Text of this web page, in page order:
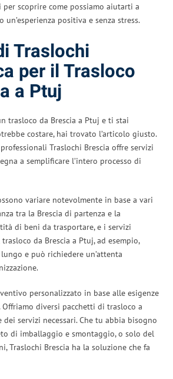
scoprire come possiamo aiutarti a
positiva e senza stress.
Traslochi
per il Trasloco
a Ptuj
trasloco da Brescia a Ptuj e ti stai
costare, hai trovato l’articolo giusto.
Traslochi Brescia offre servizi
a semplificare l’intero processo di
variare notevolmente in base a vari
tra la Brescia di partenza e la
di beni da trasportare, e i servizi
da Brescia a Ptuj, ad esempio,
e può richiedere un’attenta
personalizzato in base alle esigenze
diversi pacchetti di trasloco a
dei servizi necessari. Che tu abbia bisogno
di imballaggio e smontaggio, o solo del
Traslochi Brescia ha la soluzione che fa